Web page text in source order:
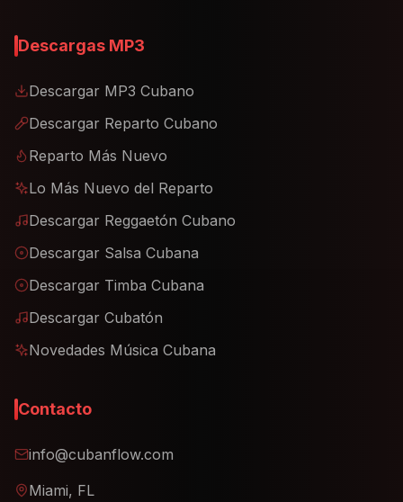
Descargas MP3
Descargar MP3 Cubano
Descargar Reparto Cubano
Reparto Más Nuevo
Lo Más Nuevo del Reparto
Descargar Reggaetón Cubano
Descargar Salsa Cubana
Descargar Timba Cubana
Descargar Cubatón
Novedades Música Cubana
Contacto
info@cubanflow.com
Miami, FL